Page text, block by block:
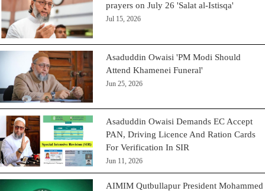
prayers on July 26 'Salat al-Istisqa'
Jul 15, 2026
Asaduddin Owaisi 'PM Modi Should
Attend Khamenei Funeral'
Jun 25, 2026
Asaduddin Owaisi Demands EC Accept
PAN, Driving Licence And Ration Cards
For Verification In SIR
Jun 11, 2026
AIMIM Qutbullapur President Mohammed